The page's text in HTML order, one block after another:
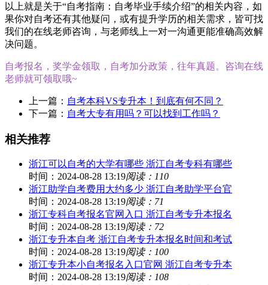
以上就是关于“自考指南：自考毕业手续介绍”的相关内容，如
果你对自考还有其他疑问，或有提升学历的相关需求，皆可找
我们的在线老师咨询，与老师线上一对一沟通更能准确高效解
决问题。
自考报名，奖学金领取，自考加分政策，往年真题。咨询在线
老师就可领取哦~
上一篇： 自考本科VS专升本！到底有何不同？
下一篇： 自考大专有用吗？可以找到工作吗？
相关推荐
浙江可以自考的大学有哪些 浙江自考专科有哪些
时间：2024-08-28 13:19阅读：110
浙江助学自考费用大约多少 浙江自考助学平台官
时间：2024-08-28 13:19阅读：71
浙江专科自考报名官网入口 浙江自考专升本报名
时间：2024-08-28 13:19阅读：72
浙江专升本自考 浙江自考专升本报名时间和考试
时间：2024-08-28 13:19阅读：100
浙江专升本小自考报名入口官网 浙江自考专升本
时间：2024-08-28 13:19阅读：108